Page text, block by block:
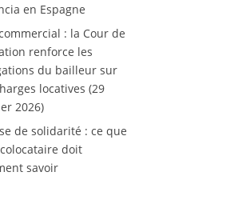
en Espagne
: la Cour de
renforce les
du bailleur sur
locatives (29
2026)
de solidarité : ce que
doit
savoir